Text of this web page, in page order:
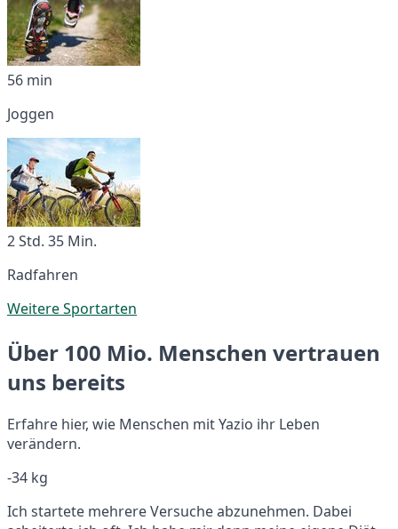
56 min
Joggen
2 Std. 35 Min.
Radfahren
Weitere Sportarten
Über 100 Mio. Menschen vertrauen
uns bereits
Erfahre hier, wie Menschen mit Yazio ihr Leben
verändern.
-34 kg
Ich startete mehrere Versuche abzunehmen. Dabei